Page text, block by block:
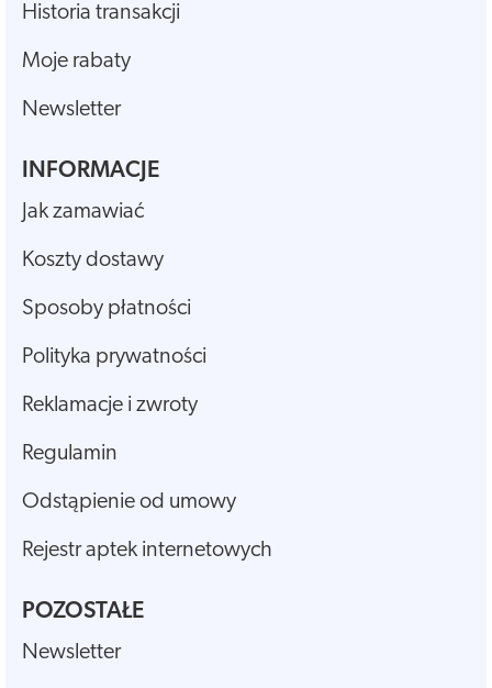
Historia transakcji
Moje rabaty
Newsletter
INFORMACJE
Jak zamawiać
Koszty dostawy
Sposoby płatności
Polityka prywatności
Reklamacje i zwroty
Regulamin
Odstąpienie od umowy
Rejestr aptek internetowych
POZOSTAŁE
Newsletter